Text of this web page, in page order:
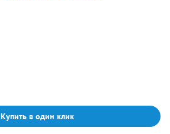
Купить в один клик